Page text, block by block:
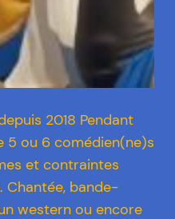
2018 Pendant
5 ou 6 comédien(ne)s
et contraintes
Chantée, bande-
western ou encore